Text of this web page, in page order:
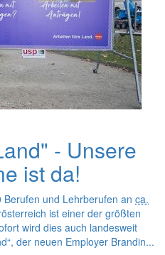
- Unsere
ist da!
und Lehrberufen an ca.
ist einer der größten
wird dies auch landesweit
der neuen Employer Brandin...